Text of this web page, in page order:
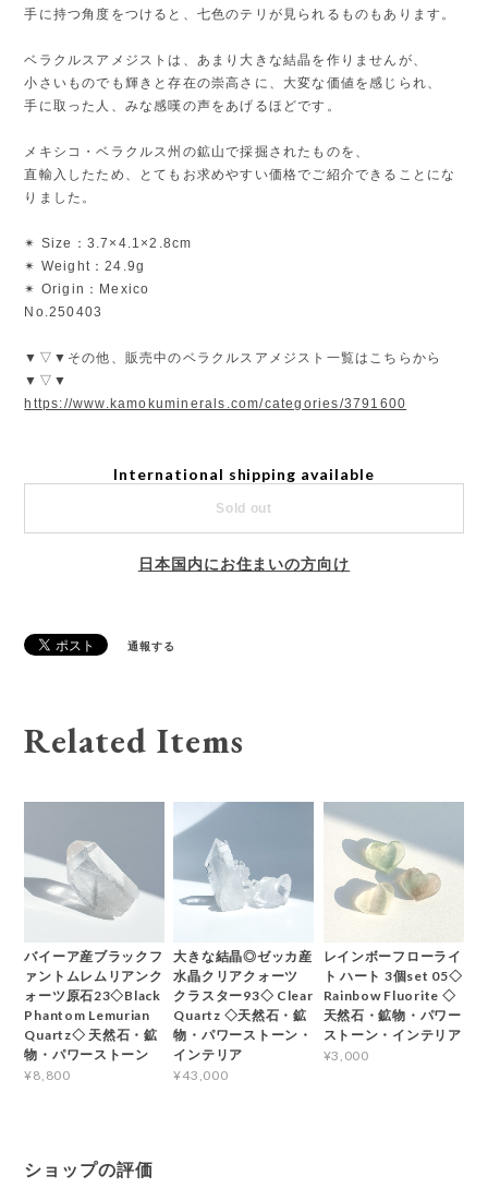
手に持つ角度をつけると、七色のテリが見られるものもあります。
ベラクルスアメジストは、あまり大きな結晶を作りませんが、
小さいものでも輝きと存在の崇高さに、大変な価値を感じられ、
手に取った人、みな感嘆の声をあげるほどです。
メキシコ・ベラクルス州の鉱山で採掘されたものを、
直輸入したため、とてもお求めやすい価格でご紹介できることにな
りました。
✴︎ Size：3.7×4.1×2.8cm
✴︎ Weight：24.9g
✴︎ Origin：Mexico
No.250403
▼▽▼その他、販売中のベラクルスアメジスト一覧はこちらから
▼▽▼
https://www.kamokuminerals.com/categories/3791600
International shipping available
Sold out
日本国内にお住まいの方向け
通報する
Related Items
バイーア産ブラックフ
ァントムレムリアンク
ォーツ原石23◇Black
Phantom Lemurian
Quartz◇ 天然石・鉱
物・パワーストーン
¥8,800
大きな結晶◎ゼッカ産
水晶クリアクォーツ
クラスター93◇ Clear
Quartz ◇天然石・鉱
物・パワーストーン・
インテリア
¥43,000
レインボーフローライ
ト ハート 3個set 05◇
Rainbow Fluorite ◇
天然石・鉱物・パワー
ストーン・インテリア
¥3,000
ショップの評価